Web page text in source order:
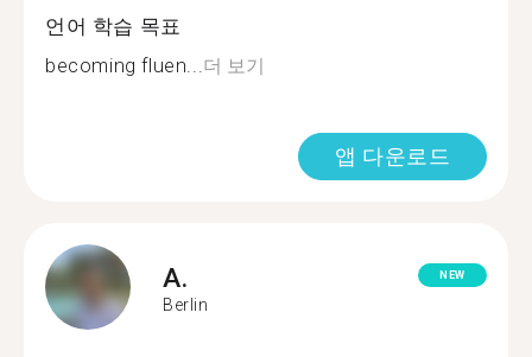
언어 학습 목표
becoming fluen... 더 보기
앱 다운로드
A.
Berlin
NEW